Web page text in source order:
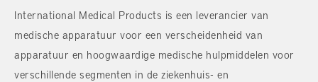
International Medical Products is een leverancier van
medische apparatuur voor een verscheidenheid van
apparatuur en hoogwaardige medische hulpmiddelen voor
verschillende segmenten in de ziekenhuis- en